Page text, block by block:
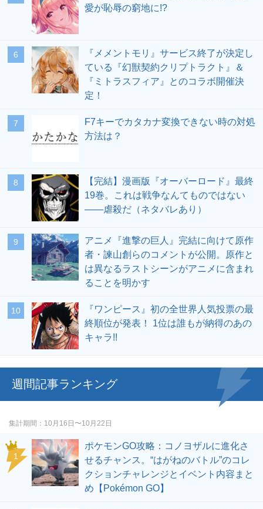
愛が恥辱の窮地に!?
『メメントモリ』サービス終了が決定し
ている『幻獣契約クリプトラクト』＆
『ミトラスフィア』とのコラボ開催決
定！
F7キーでカタカナ変換できない時の対処
方法は？
【完結】漫画版『オーバーロード』最終
19巻。これは戦争なんてものではない
――虐殺だ（ネタバレあり）
アニメ『進撃の巨人』完結に向けて原作
者・諫山創らのコメントが公開。原作と
は異なるラストシーンがアニメに含まれ
ることを明かす
『ワンピース』初の全世界人気投票の最
終順位が発表！ 1位は誰もが納得のあの
キャラ!!
週間記事ランキング
集計期間 10月16日〜10月22日
ポケモンGO攻略：コノヨザルに進化さ
せるチャンス。“はがねのバトル”のコレ
クションチャレンジとイベント内容まと
め【Pokémon GO】